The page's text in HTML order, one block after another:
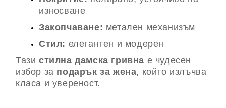
износване
Закопчаване: метален механизъм
Стил: елегантен и модерен
Тази стилна дамска гривна е чудесен
избор за подарък за жена, който излъчва
класа и увереност.